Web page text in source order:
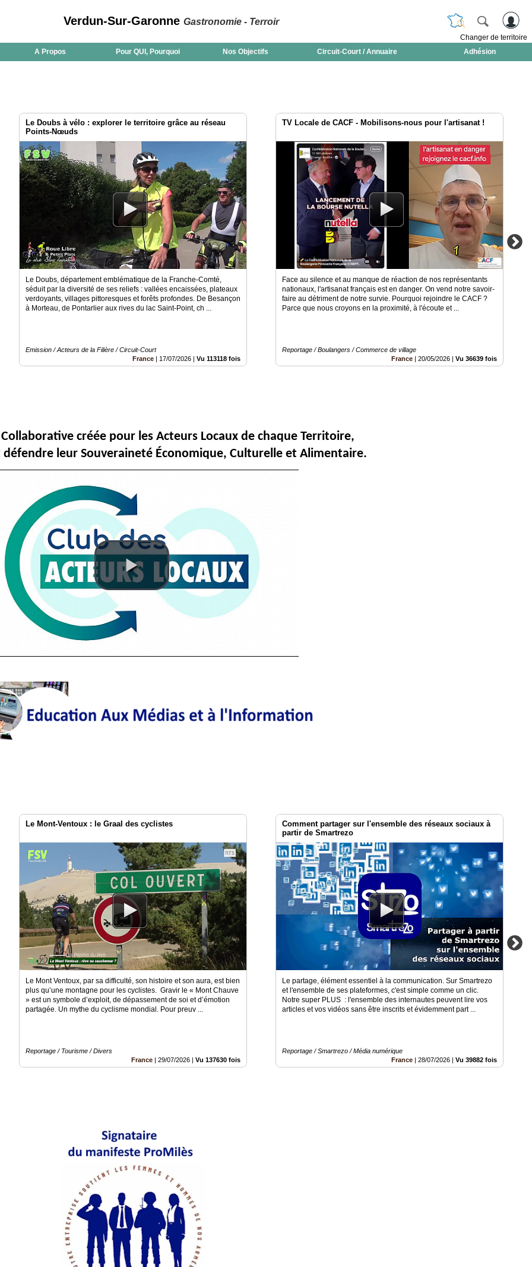
Verdun-Sur-Garonne Gastronomie - Terroir
Changer de territoire
A Propos Pour QUI, Pourquoi Nos Objectifs Circuit-Court / Annuaire Adhésion
Le Doubs à vélo : explorer le territoire grâce au réseau
Points-Nœuds
Le Doubs, département emblématique de la Franche-Comté,
séduit par la diversité de ses reliefs : vallées encaissées, plateaux
verdoyants, villages pittoresques et forêts profondes. De Besançon
à Morteau, de Pontarlier aux rives du lac Saint-Point, ch ...
Emission / Acteurs de la Filière / Circuit-Court
France | 17/07/2026 | Vu 113118 fois
TV Locale de CACF - Mobilisons-nous pour l'artisanat !
​Face au silence et au manque de réaction de nos représentants
nationaux, l'artisanat français est en danger. On vend notre savoir-
faire au détriment de notre survie. ​Pourquoi rejoindre le CACF ?
Parce que nous croyons en la proximité, à l'écoute et ...
Reportage / Boulangers / Commerce de village
France | 20/05/2026 | Vu 36639 fois
créée pour les Acteurs Locaux de chaque Territoire,
leur Souveraineté Économique, Culturelle et Alimentaire.
Le Mont-Ventoux : le Graal des cyclistes
Le Mont Ventoux, par sa difficulté, son histoire et son aura, est bien
plus qu’une montagne pour les cyclistes. Gravir le « Mont Chauve
» est un symbole d’exploit, de dépassement de soi et d’émotion
partagée. Un mythe du cyclisme mondial. Pour preuv ...
Reportage / Tourisme / Divers
France | 29/07/2026 | Vu 137630 fois
Comment partager sur l'ensemble des réseaux sociaux à
partir de Smartrezo
Le partage, élément essentiel à la communication. Sur Smartrezo
et l'ensemble de ses plateformes, c'est simple comme un clic.
Notre super PLUS : l'ensemble des internautes peuvent lire vos
articles et vos vidéos sans être inscrits et évidemment part ...
Reportage / Smartrezo / Média numérique
France | 28/07/2026 | Vu 39882 fois